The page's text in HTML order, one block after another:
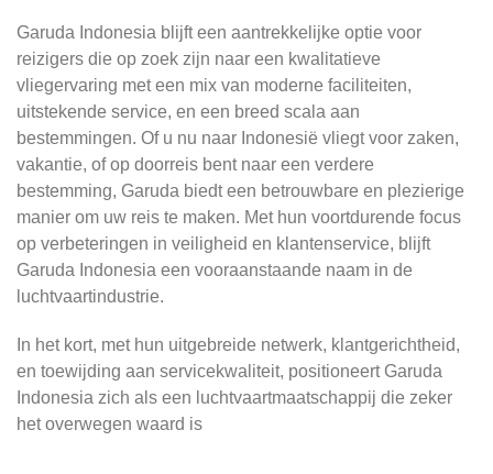
Garuda Indonesia blijft een aantrekkelijke optie voor
reizigers die op zoek zijn naar een kwalitatieve
vliegervaring met een mix van moderne faciliteiten,
uitstekende service, en een breed scala aan
bestemmingen. Of u nu naar Indonesië vliegt voor zaken,
vakantie, of op doorreis bent naar een verdere
bestemming, Garuda biedt een betrouwbare en plezierige
manier om uw reis te maken. Met hun voortdurende focus
op verbeteringen in veiligheid en klantenservice, blijft
Garuda Indonesia een vooraanstaande naam in de
luchtvaartindustrie.
In het kort, met hun uitgebreide netwerk, klantgerichtheid,
en toewijding aan servicekwaliteit, positioneert Garuda
Indonesia zich als een luchtvaartmaatschappij die zeker
het overwegen waard is